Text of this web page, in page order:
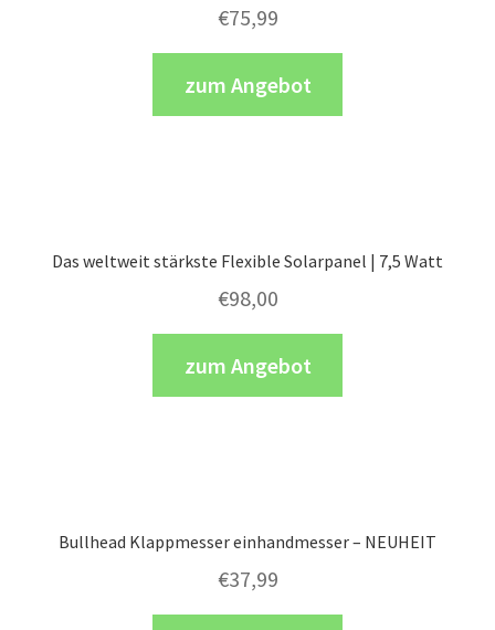
€75,99
zum Angebot
Das weltweit stärkste Flexible Solarpanel | 7,5 Watt
€98,00
zum Angebot
Bullhead Klappmesser einhandmesser – NEUHEIT
€37,99